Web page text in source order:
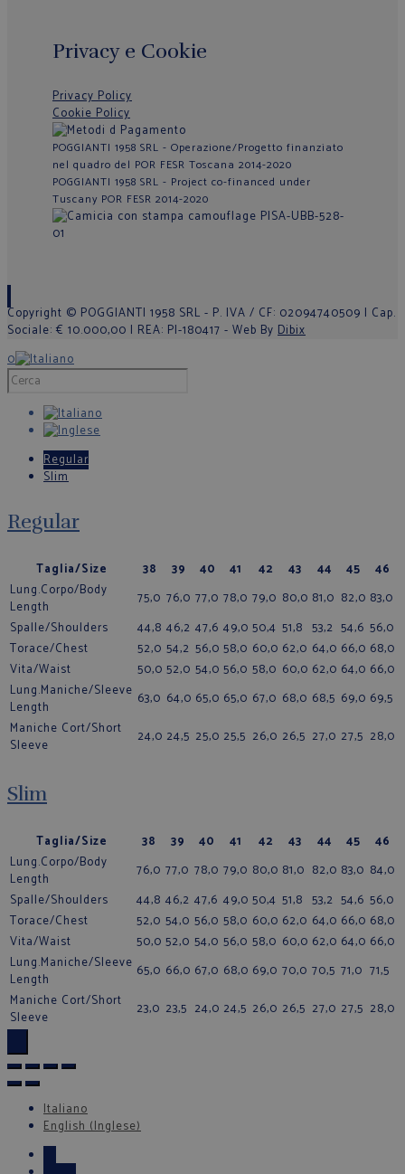
Privacy e Cookie
Privacy Policy
Cookie Policy
POGGIANTI 1958 SRL - Operazione/Progetto finanziato
nel quadro del POR FESR Toscana 2014-2020
POGGIANTI 1958 SRL - Project co-financed under
Tuscany POR FESR 2014-2020
Copyright © POGGIANTI 1958 SRL - P. IVA / CF: 02094740509 | Cap.
Sociale: € 10.000,00 | REA: PI-180417 - Web By Dibix
0
Regular
Slim
Regular
Taglia/Size 38 39 40 41 42 43 44 45
46
Lung.Corpo/Body
Length
75,0 76,0 77,0 78,0 79,0 80,0 81,0 82,0 83,0
Spalle/Shoulders
44,8 46,2 47,6 49,0 50,4 51,8 53,2 54,6 56,0
Torace/Chest
52,0 54,2 56,0 58,0 60,0 62,0 64,0 66,0 68,0
Vita/Waist
50,0 52,0 54,0 56,0 58,0 60,0 62,0 64,0 66,0
Lung.Maniche/Sleeve
Length
63,0 64,0 65,0 65,0 67,0 68,0 68,5 69,0 69,5
Maniche Cort/Short
Sleeve
24,0 24,5 25,0 25,5 26,0 26,5 27,0 27,5 28,0
Slim
Taglia/Size 38 39 40 41 42 43 44 45
46
Lung.Corpo/Body
Length
76,0 77,0 78,0 79,0 80,0 81,0 82,0 83,0 84,0
Spalle/Shoulders
44,8 46,2 47,6 49,0 50,4 51,8 53,2 54,6 56,0
Torace/Chest
52,0 54,0 56,0 58,0 60,0 62,0 64,0 66,0 68,0
Vita/Waist
50,0 52,0 54,0 56,0 58,0 60,0 62,0 64,0 66,0
Lung.Maniche/Sleeve
Length
65,0 66,0 67,0 68,0 69,0 70,0 70,5 71,0 71,5
Maniche Cort/Short
Sleeve
23,0 23,5 24,0 24,5 26,0 26,5 27,0 27,5 28,0
Italiano
English(Inglese)